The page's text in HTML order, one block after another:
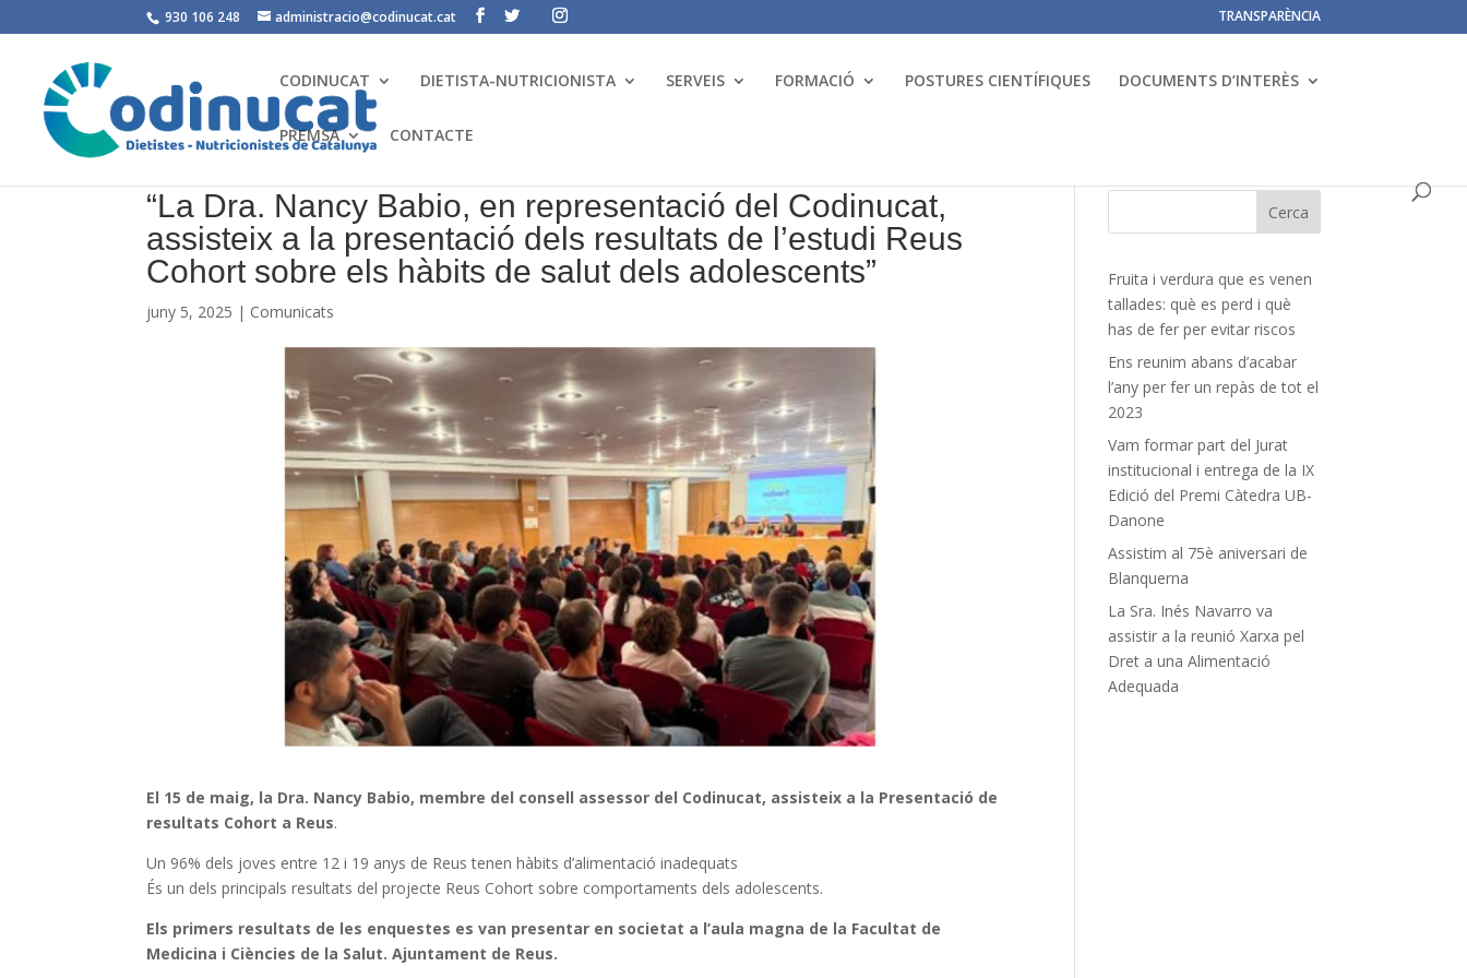
930 106 248 administracio@codinucat.cat TRANSPARÈNCIA
CODINUCAT DIETISTA-NUTRICIONISTA SERVEIS FORMACIÓ POSTURES CIENTÍFIQUES DOCUMENTS D’INTERÈS
PREMSA CONTACTE
“La Dra. Nancy Babio, en representació del Codinucat,
assisteix a la presentació dels resultats de l’estudi Reus
Cohort sobre els hàbits de salut dels adolescents”
juny 5, 2025 | Comunicats
El 15 de maig, la Dra. Nancy Babio, membre del consell assessor del Codinucat, assisteix a la Presentació de
resultats Cohort a Reus.
Un 96% dels joves entre 12 i 19 anys de Reus tenen hàbits d’alimentació inadequats
És un dels principals resultats del projecte Reus Cohort sobre comportaments dels adolescents.
Els primers resultats de les enquestes es van presentar en societat a l’aula magna de la Facultat de
Medicina i Ciències de la Salut. Ajuntament de Reus.
Fruita i verdura que es venen
tallades: què es perd i què
has de fer per evitar riscos
Ens reunim abans d’acabar
l’any per fer un repàs de tot el
2023
Vam formar part del Jurat
institucional i entrega de la IX
Edició del Premi Càtedra UB-
Danone
Assistim al 75è aniversari de
Blanquerna
La Sra. Inés Navarro va
assistir a la reunió Xarxa pel
Dret a una Alimentació
Adequada